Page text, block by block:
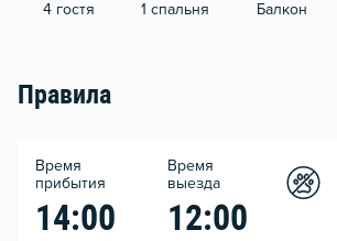
4 гостя 1 спальня Балкон
Правила
Время
прибытия
14:00
Время
выезда
12:00